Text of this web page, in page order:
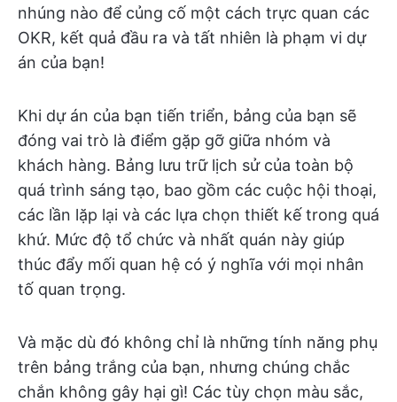
nhúng nào để củng cố một cách trực quan các
OKR, kết quả đầu ra và tất nhiên là phạm vi dự
án của bạn!
Khi dự án của bạn tiến triển, bảng của bạn sẽ
đóng vai trò là điểm gặp gỡ giữa nhóm và
khách hàng. Bảng lưu trữ lịch sử của toàn bộ
quá trình sáng tạo, bao gồm các cuộc hội thoại,
các lần lặp lại và các lựa chọn thiết kế trong quá
khứ. Mức độ tổ chức và nhất quán này giúp
thúc đẩy mối quan hệ có ý nghĩa với mọi nhân
tố quan trọng.
Và mặc dù đó không chỉ là những tính năng phụ
trên bảng trắng của bạn, nhưng chúng chắc
chắn không gây hại gì! Các tùy chọn màu sắc,